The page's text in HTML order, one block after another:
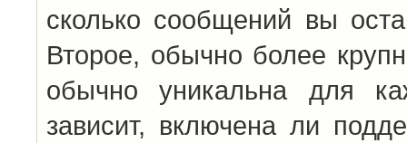
сколько сообщений вы
Второе, обычно более
обычно уникальна для
зависит, включена ли